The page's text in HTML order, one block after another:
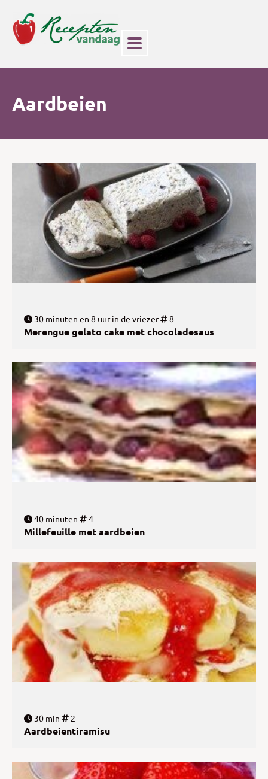
Aardbeien
30 minuten en 8 uur in de vriezer 8
Merengue gelato cake met chocoladesaus
40 minuten 4
Millefeuille met aardbeien
30 min 2
Aardbeientiramisu